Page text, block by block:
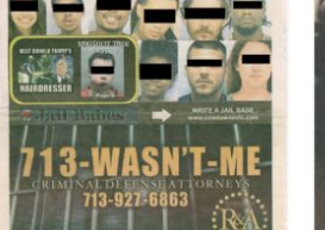
A-TOWN BUSTED – 8/15/16–
9/1/16